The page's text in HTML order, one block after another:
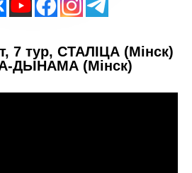
7 тур, СТАЛIЦА (Мiнск)
ДЫНАМА (Мiнск)